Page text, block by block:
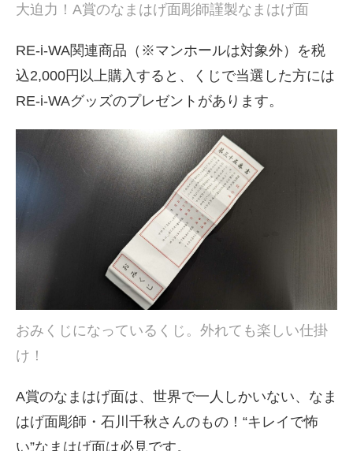
大迫力！A賞のなまはげ面彫師謹製なまはげ面
RE-i-WA関連商品（※マンホールは対象外）を税
込2,000円以上購入すると、くじで当選した方には
RE-i-WAグッズのプレゼントがあります。
おみくじになっているくじ。外れても楽しい仕掛
け！
A賞のなまはげ面は、世界で一人しかいない、なま
はげ面彫師・石川千秋さんのもの！“キレイで怖
い”なまはげ面は必見です。